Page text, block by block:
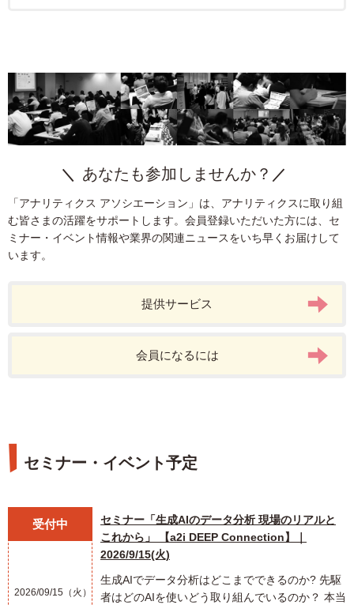
データクリーンルーム
DMP ターゲティング 課題発見
Cookie
生成AI
EC ダッシュボード 運用型広告
インサイドセールス
SPA
Google Analytics データ統合 Adobe Analytics
SFA
Firebase
KPI ヒートマップ分析 AI
プライバシー保護
クリエイティブ
LPO ビジュアライズ CRM
モバイルアプリ
Google Search Console
Facebook広告 AI広告
Tableau
ユーザー分析
Google Data Portal リスティング広告
P-MAX
webマーケター
あなたも参加しませんか？
「アナリティクス アソシエーション」は、アナリティクスに取り組
む皆さまの活躍をサポートします。会員登録いただいた方には、セ
ミナー・イベント情報や業界の関連ニュースをいち早くお届けして
います。
提供サービス
会員になるには
セミナー・イベント予定
受付中
2026/09/15（火）
セミナー「生成AIのデータ分析 現場のリアルと
これから」 【a2i DEEP Connection】｜
2026/9/15(火)
生成AIでデータ分析はどこまでできるのか? 先駆
者はどのAIを使いどう取り組んでいるのか？ 本当